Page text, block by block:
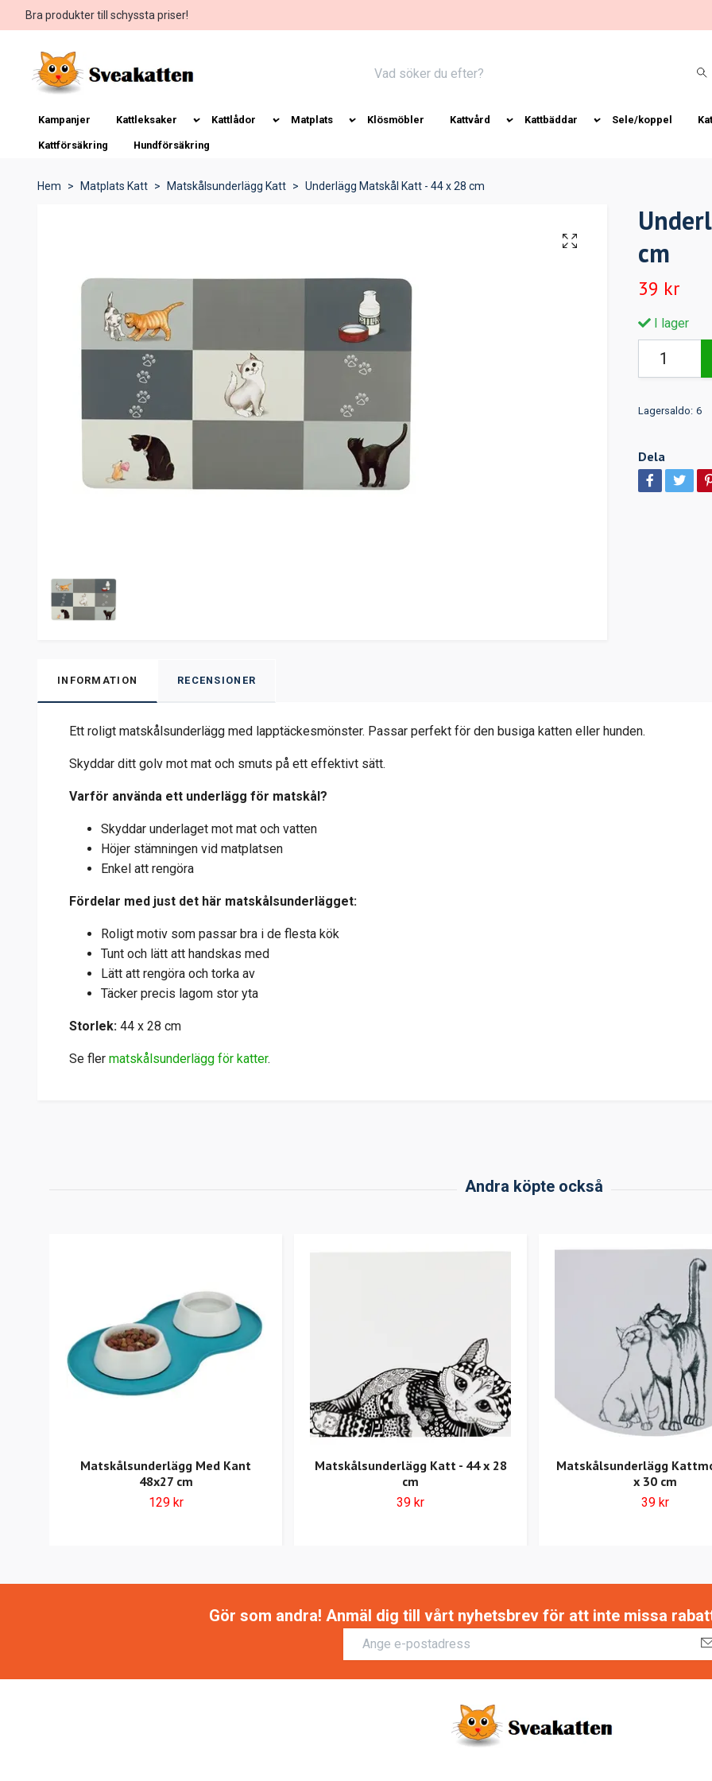
Bra produkter till schyssta priser!
Kampanjer Kattleksaker Kattlådor Matplats Klösmöbler Kattvård Kattbäddar Sele/koppel
Kattförsäkring Hundförsäkring
Hem Matplats Katt Matskålsunderlägg Katt Underlägg Matskål Katt - 44 x 28 cm
cm
39 kr
I lager
Lagersaldo: 6
Dela
INFORMATION RECENSIONER
Ett roligt matskålsunderlägg med lapptäckesmönster. Passar perfekt för den busiga katten eller hunden.
Skyddar ditt golv mot mat och smuts på ett effektivt sätt.
Varför använda ett underlägg för matskål?
Skyddar underlaget mot mat och vatten
Höjer stämningen vid matplatsen
Enkel att rengöra
Fördelar med just det här matskålsunderlägget:
Roligt motiv som passar bra i de flesta kök
Tunt och lätt att handskas med
Lätt att rengöra och torka av
Täcker precis lagom stor yta
Storlek: 44 x 28 cm
Se fler matskålsunderlägg för katter.
Matskålsunderlägg Med Kant
48x27 cm
129 kr
Matskålsunderlägg Katt - 44 x 28
cm
39 kr
Matskålsunderlägg
x 30 cm
39 kr
Gör som andra! Anmäl dig till vårt nyhetsbrev för att inte missa